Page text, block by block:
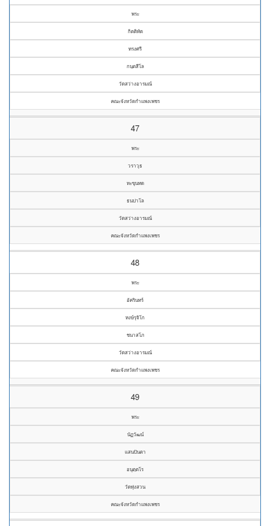
พระ
กิตติทัต
ทรงศรี
กนฺตสีโล
วัดสว่างอารมณ์
คณะจังหวัดกำแพงเพชร
47
พระ
วราวุธ
หะขุนทด
ธนปาโล
วัดสว่างอารมณ์
คณะจังหวัดกำแพงเพชร
48
พระ
อัครินทร์
หงษ์รุจิโก
ชนาสโภ
วัดสว่างอารมณ์
คณะจังหวัดกำแพงเพชร
49
พระ
นัฏวัฒน์
แสนปันตา
อนุตฺตโร
วัดทุ่งสวน
คณะจังหวัดกำแพงเพชร